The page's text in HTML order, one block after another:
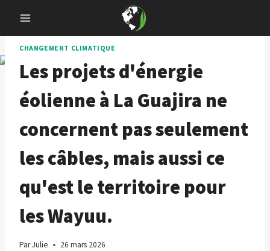
content
CHANGEMENT CLIMATIQUE
Les projets d'énergie
éolienne à La Guajira ne
concernent pas seulement
les câbles, mais aussi ce
qu'est le territoire pour
les Wayuu.
ParJulie 26 mars 2026